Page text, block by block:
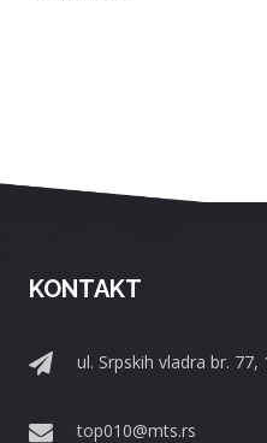
KONTAKT
ul. Srpskih vladra br.
top010@mts.rs